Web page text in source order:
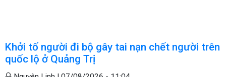
Khởi tố người đi bộ gây tai nạn chết người trên
quốc lộ ở Quảng Trị